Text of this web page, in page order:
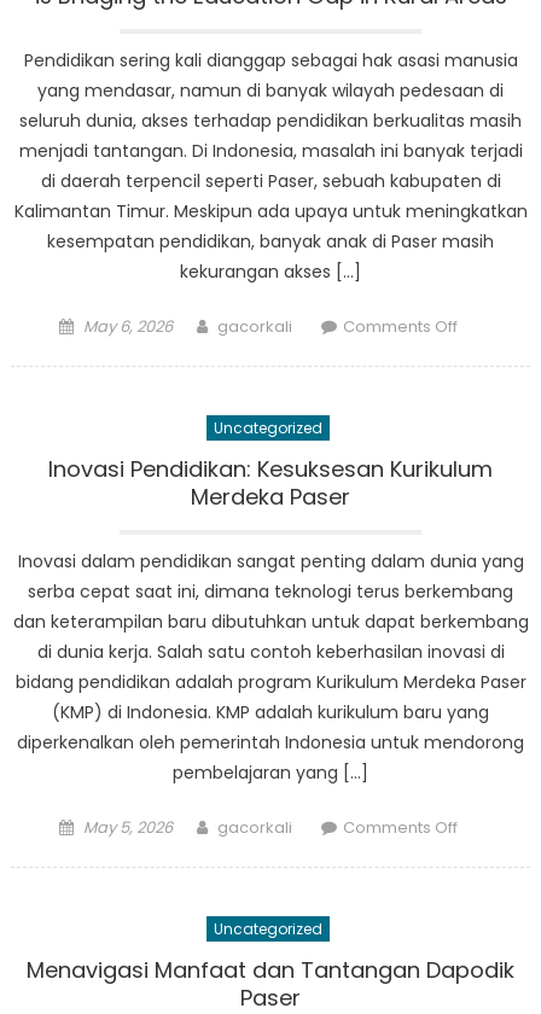
Pendidikan sering kali dianggap sebagai hak asasi manusia
yang mendasar, namun di banyak wilayah pedesaan di
seluruh dunia, akses terhadap pendidikan berkualitas masih
menjadi tantangan. Di Indonesia, masalah ini banyak terjadi
di daerah terpencil seperti Paser, sebuah kabupaten di
Kalimantan Timur. Meskipun ada upaya untuk meningkatkan
kesempatan pendidikan, banyak anak di Paser masih
kekurangan akses […]
Posted
May 6, 2026 Author
gacorkali Comments Offon
the
Education
Gap
in
Rural
Areas
Uncategorized
Inovasi Pendidikan: Kesuksesan Kurikulum
Merdeka Paser
Inovasi dalam pendidikan sangat penting dalam dunia yang
serba cepat saat ini, dimana teknologi terus berkembang
dan keterampilan baru dibutuhkan untuk dapat berkembang
di dunia kerja. Salah satu contoh keberhasilan inovasi di
bidang pendidikan adalah program Kurikulum Merdeka Paser
(KMP) di Indonesia. KMP adalah kurikulum baru yang
diperkenalkan oleh pemerintah Indonesia untuk mendorong
pembelajaran yang […]
Posted
May 5, 2026 Author
gacorkali Comments Offon
Merdeka
Paser
Uncategorized
Menavigasi Manfaat dan Tantangan Dapodik
Paser